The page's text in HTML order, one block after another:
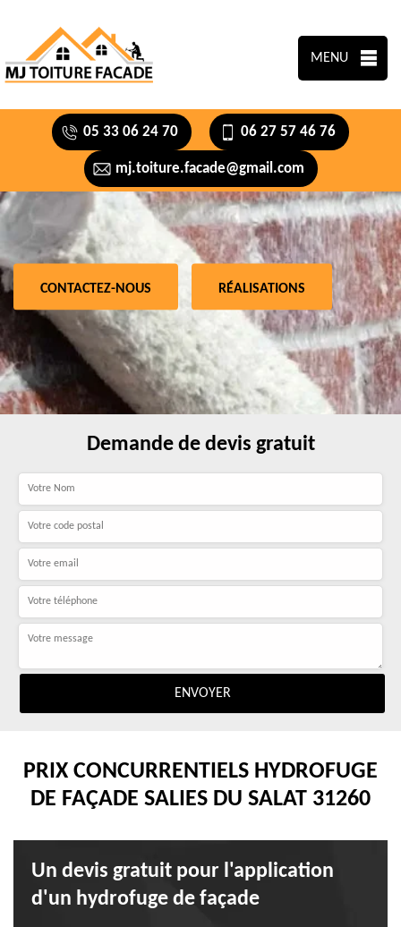
MENU
05 33 06 24 70 06 27 57 46 76
mj.toiture.facade@gmail.com
CONTACTEZ-NOUS RÉALISATIONS
Demande de devis gratuit
PRIX CONCURRENTIELS HYDROFUGE
DE FAÇADE SALIES DU SALAT 31260
Un devis gratuit pour l'application
d'un hydrofuge de façade